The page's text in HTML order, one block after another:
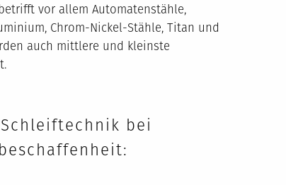
vor allem Automatenstähle,
Chrom-Nickel-Stähle, Titan und
auch mittlere und kleinste
bei